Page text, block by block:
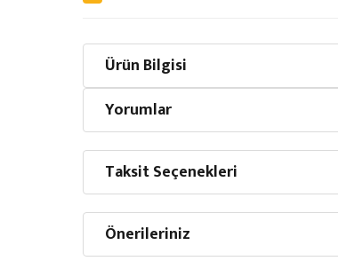
Ürün Bilgisi
Yorumlar
Taksit Seçenekleri
Önerileriniz